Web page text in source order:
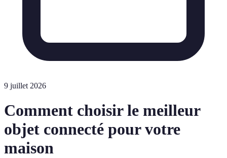
9 juillet 2026
Comment choisir le meilleur
objet connecté pour votre
maison